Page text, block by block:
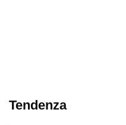
Tendenza